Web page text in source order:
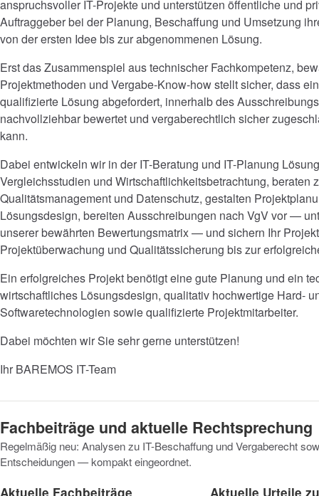
anspruchsvoller IT-Projekte und unterstützen öffentliche und
Auftraggeber bei der Planung, Beschaffung und Umsetzung
von der ersten Idee bis zur abgenommenen Lösung.
Erst das Zusammenspiel aus technischer Fachkompetenz,
Projektmethoden und Vergabe-Know-how stellt sicher, dass
qualifizierte Lösung abgefordert, innerhalb des
nachvollziehbar bewertet und vergaberechtlich sicher
kann.
Dabei entwickeln wir in der IT-Beratung und IT-Planung
Vergleichsstudien und Wirtschaftlichkeitsbetrachtung, beraten
Qualitätsmanagement und Datenschutz, gestalten
Lösungsdesign, bereiten Ausschreibungen nach VgV vor —
unserer bewährten Bewertungsmatrix — und sichern Ihr
Projektüberwachung und Qualitätssicherung bis zur
Ein erfolgreiches Projekt benötigt eine gute Planung und ein
wirtschaftliches Lösungsdesign, qualitativ hochwertige Hard-
Softwaretechnologien sowie qualifizierte Projektmitarbeiter.
Dabei möchten wir Sie sehr gerne unterstützen!
Ihr BAREMOS IT-Team
Fachbeiträge und aktuelle Rechtsprechung
Regelmäßig neu: Analysen zu IT-Beschaffung und Vergaberecht
Entscheidungen — kompakt eingeordnet.